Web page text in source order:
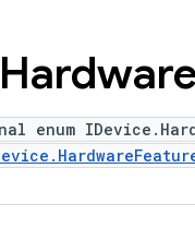
Hardware
enum